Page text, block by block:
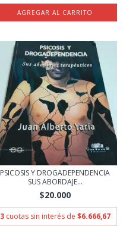
PSICOSIS Y DROGADEPENDENCIA
SUS ABORDAJE...
$20.000
3 cuotas sin interés de $6.666,67